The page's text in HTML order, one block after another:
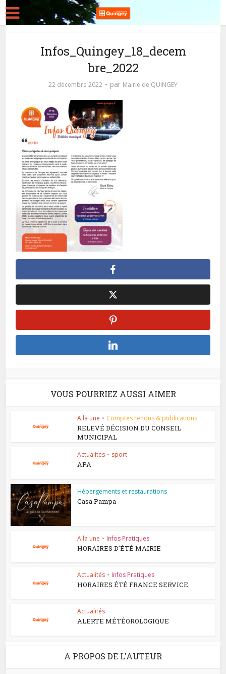
Infos_Quingey_18_decem
bre_2022
22 décembre 2022 par Mairie de QUINGEY
VOUS POURRIEZ AUSSI AIMER
A la une • Comptes rendus & publications
RELEVÉ DÉCISION DU CONSEIL
MUNICIPAL
Actualités • sport
APA
Hébergements et restaurations
Casa Pampa
A la une • Infos Pratiques
HORAIRES D’ÉTÉ MAIRIE
Actualités • Infos Pratiques
HORAIRES ÉTÉ FRANCE SERVICE
Actualités
ALERTE MÉTÉOROLOGIQUE
A PROPOS DE L'AUTEUR